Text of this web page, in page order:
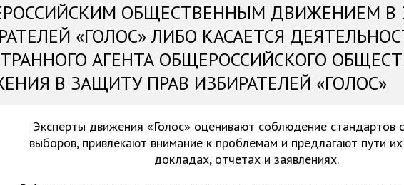
ОБЩЕСТВЕННЫМ ДВИЖЕНИЕМ В
«ГОЛОС» ЛИБО КАСАЕТСЯ
АГЕНТА ОБЩЕРОССИЙСКОГО
В ЗАЩИТУ ПРАВ ИЗБИРАТЕЛЕЙ «ГОЛОС»
Эксперты движения «Голос» оценивают соблюдение стандартов
выборов, привлекают внимание к проблемам и предлагают пути
докладах, отчетах и заявлениях.